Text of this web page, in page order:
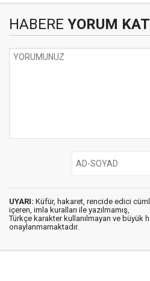
HABERE YORUM KAT
UYARI: Küfür, hakaret, rencide edici
içeren, imla kuralları ile yazılmamış,
Türkçe karakter kullanılmayan ve büyük
onaylanmamaktadır.